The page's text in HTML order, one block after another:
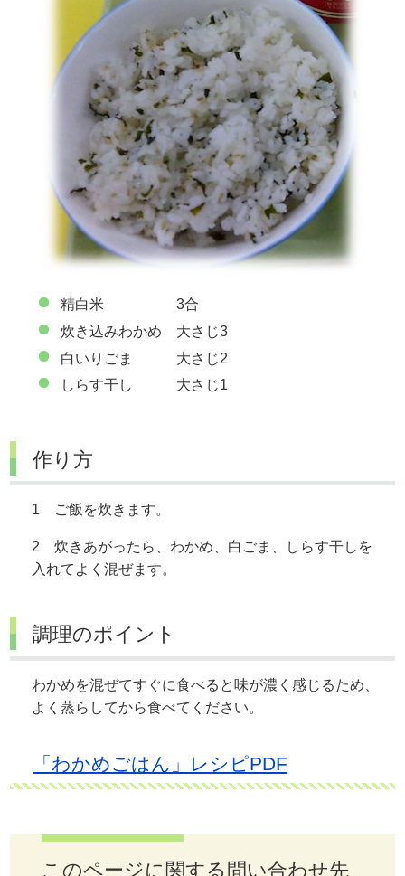
精白米 3合
炊き込みわかめ 大さじ3
白いりごま 大さじ2
しらす干し 大さじ1
作り方
1 ご飯を炊きます。
2 炊きあがったら、わかめ、白ごま、しらす干しを
入れてよく混ぜます。
調理のポイント
わかめを混ぜてすぐに食べると味が濃く感じるため、
よく蒸らしてから食べてください。
「わかめごはん」レシピPDF
このページに関する問い合わせ先